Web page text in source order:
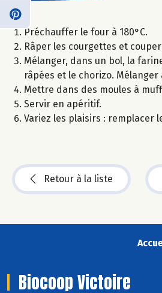
Préchauffer le four à 180°C.
Râper les courgettes et
Mélanger, dans un bol, la
râpées et le chorizo. Mélanger
Mettre dans des moules à
Servir en apéritif.
Variez les plaisirs : remplacer
Retour à la liste
Biocoop Victoire